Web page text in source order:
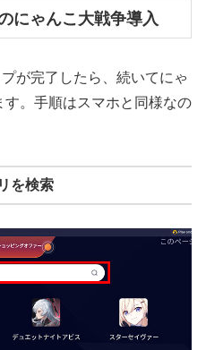
にゃんこ大戦争導入
が完了したら、続いてにゃ
。手順はスマホと同様なの
を検索